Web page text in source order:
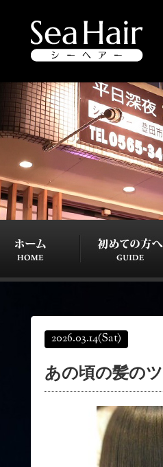
2026.03.14(Sat)
あの頃の髪の